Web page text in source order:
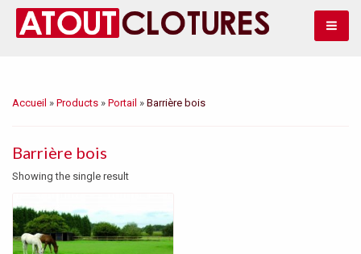
Accueil » Products » Portail » Barrière bois
Barrière bois
Showing the single result